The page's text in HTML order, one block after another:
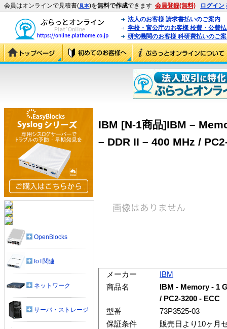
会員はオンラインで見積書(見本)を無料で作成できます 会員登録(無料) ログイン
法人のお客様 請求書払いのご案内
学校・官公庁のお客様 校費・公費
研究機関のお客様 科研費払いのご
IBM [N-1商品]IBM –
– DDR II – 400 MHz /
メーカー
IBM
商品名
IBM - Memory - 1
/ PC2-3200 - ECC
型番
73P3525-03
保証条件
販売日より10ヶ月
OpenBlocks
IoT関連
ネットワーク
サーバ・ストレージ